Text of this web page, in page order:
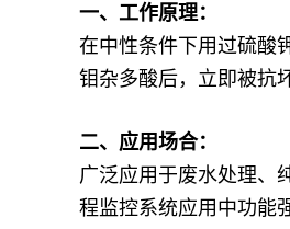
一、工作原理：
在中性条件下用过硫酸
钼杂多酸后，立即被抗
二、应用场合：
广泛应用于废水处理、
程监控系统应用中功能